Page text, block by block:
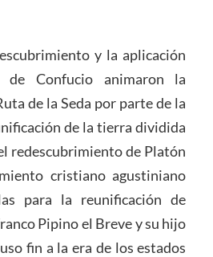
y la aplicación
Confucio animaron la
de la Seda por parte de la
de la tierra dividida
redescubrimiento de Platón
cristiano agustiniano
para la reunificación de
Pipino el Breve y su hijo
fin a la era de los estados